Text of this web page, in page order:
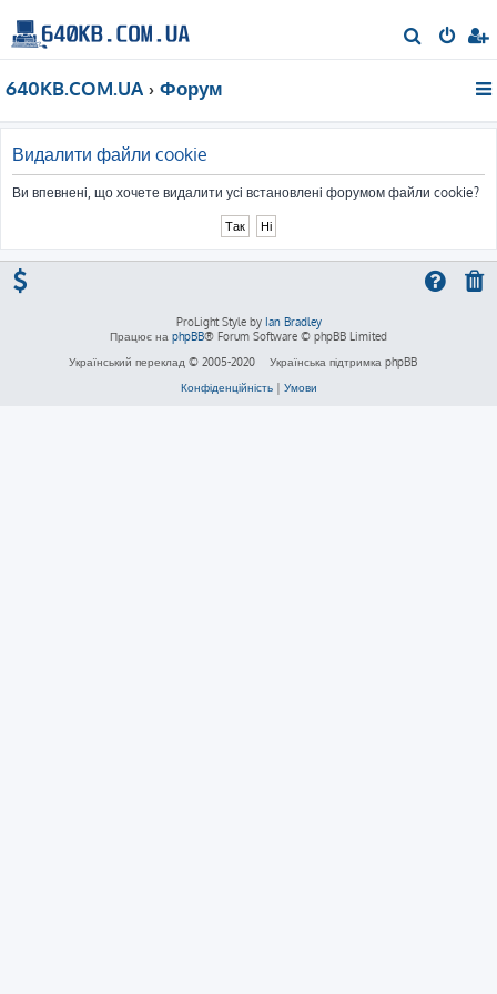
о
640KB.COM.UA Форум
Видалити файли cookie
Ви впевнені, що хочете видалити усі встановлені форумом файли cookie?
ProLight Style by Ian Bradley
Працює на phpBB® Forum Software © phpBB Limited
Український переклад © 2005-2020
Українська підтримка phpBB
Конфіденційність| Умови